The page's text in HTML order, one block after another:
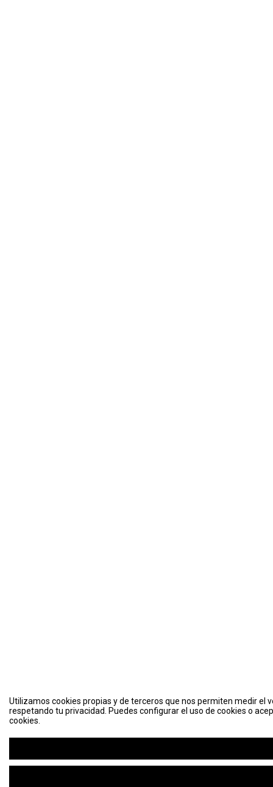
Utilizamos cookies propias y de terceros que nos permiten medir el
respetando tu privacidad. Puedes configurar el uso de cookies o
cookies.